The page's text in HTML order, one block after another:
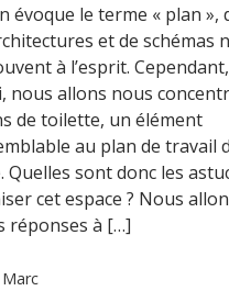
évoque le terme « plan »,
et de schémas
à l’esprit. Cependant,
nous allons nous
de toilette, un élément
au plan de travail
Quelles sont donc les
cet espace ? Nous
réponses à […]
Marc